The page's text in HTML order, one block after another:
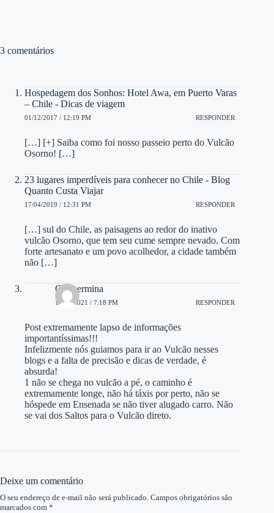
3 comentários
Hospedagem dos Sonhos: Hotel Awa, em Puerto Varas
– Chile - Dicas de viagem
01/12/2017 / 12:19 PM RESPONDER
[…] [+] Saiba como foi nosso passeio perto do Vulcão
Osorno! […]
23 lugares imperdíveis para conhecer no Chile - Blog
Quanto Custa Viajar
17/04/2019 / 12:31 PM RESPONDER
[…] sul do Chile, as paisagens ao redor do inativo
vulcão Osorno, que tem seu cume sempre nevado. Com
forte artesanato e um povo acolhedor, a cidade também
não […]
Guilhermina
11/12/2021 / 7:18 PM RESPONDER
Post extremamente lapso de informações
importantíssimas!!!
Infelizmente nós guiamos para ir ao Vulcão nesses
blogs e a falta de precisão e dicas de verdade, é
absurda!
1 não se chega no vulcão a pé, o caminho é
extremamente longe, não há táxis por perto, não se
hóspede em Ensenada se não tiver alugado carro. Não
se vai dos Saltos para o Vulcão direto.
Deixe um comentário
O seu endereço de e-mail não será publicado. Campos obrigatórios são
marcados com *